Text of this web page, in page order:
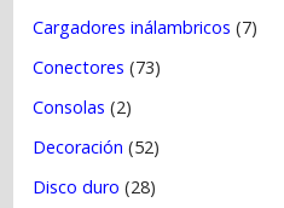
Cargadores inálambricos (7)
Conectores (73)
Consolas (2)
Decoración (52)
Disco duro (28)